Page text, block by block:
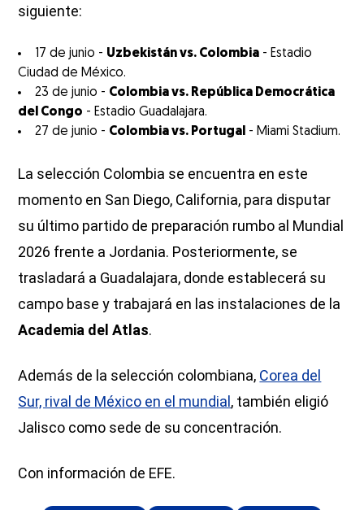
siguiente:
17 de junio - Uzbekistán vs. Colombia - Estadio
Ciudad de México.
23 de junio - Colombia vs. República Democrática
del Congo - Estadio Guadalajara.
27 de junio - Colombia vs. Portugal - Miami Stadium.
La selección Colombia se encuentra en este
momento en San Diego, California, para disputar
su último partido de preparación rumbo al Mundial
2026 frente a Jordania. Posteriormente, se
trasladará a Guadalajara, donde establecerá su
campo base y trabajará en las instalaciones de la
Academia del Atlas.
Además de la selección colombiana, Corea del
Sur, rival de México en el mundial, también eligió
Jalisco como sede de su concentración.
Con información de EFE.